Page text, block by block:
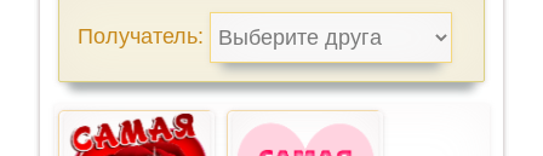
Получатель: